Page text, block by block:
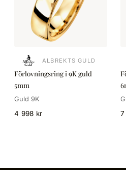
ALBREKTS GULD
Förlovningsring i 9K guld
5mm
Guld 9K
4 998 kr 7